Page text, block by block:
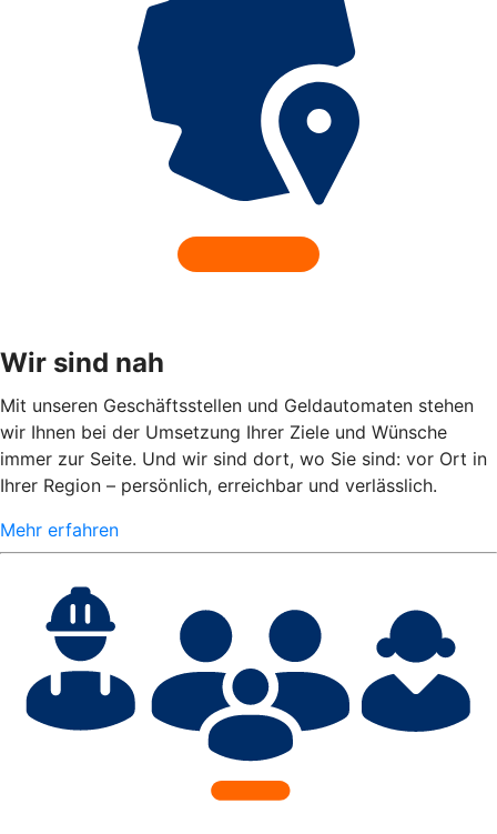
Wir sind nah
Mit unseren Geschäftsstellen und Geldautomaten stehen
wir Ihnen bei der Umsetzung Ihrer Ziele und Wünsche
immer zur Seite. Und wir sind dort, wo Sie sind: vor Ort in
Ihrer Region – persönlich, erreichbar und verlässlich.
Mehr erfahren